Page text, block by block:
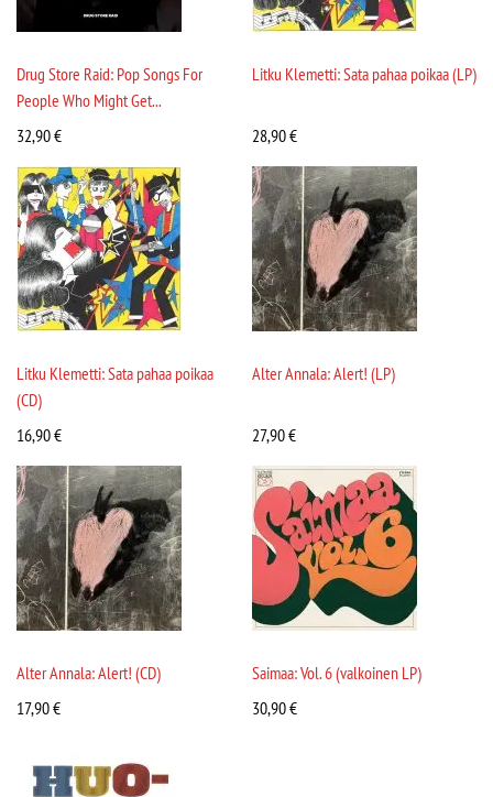
Drug Store Raid: Pop Songs For
People Who Might Get...
32,90€
Litku Klemetti: Sata pahaa poikaa (LP)
28,90€
Litku Klemetti: Sata pahaa poikaa
(CD)
16,90€
Alter Annala: Alert! (LP)
27,90€
Alter Annala: Alert! (CD)
17,90€
Saimaa: Vol. 6 (valkoinen LP)
30,90€